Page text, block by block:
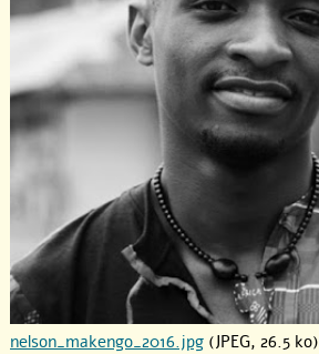
nelson_makengo_2016.jpg (JPEG, 26.5 ko)